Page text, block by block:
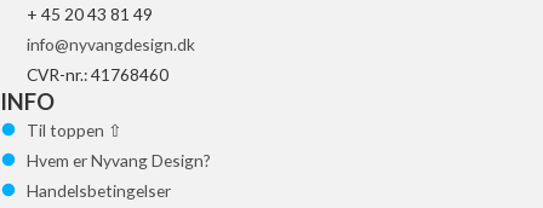
+ 45 20 43 81 49
info@nyvangdesign.dk
CVR-nr.: 41768460
INFO
Til toppen ⇧
Hvem er Nyvang Design?
Handelsbetingelser